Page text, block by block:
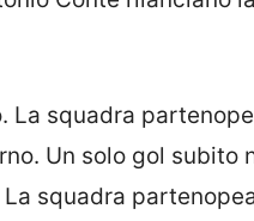
La squadra
Un solo gol subito
squadra